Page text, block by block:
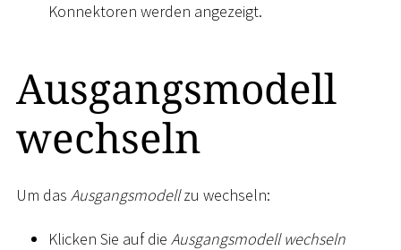
Konnektoren werden angezeigt.
Ausgangsmodell
wechseln
Um das Ausgangsmodellzu wechseln:
Klicken Sie auf die Ausgangsmodell wechseln